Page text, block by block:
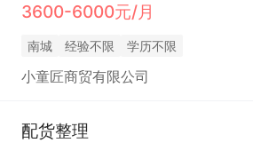
3600-6000元/月
南城 经验不限 学历不限
小童匠商贸有限公司
配货整理